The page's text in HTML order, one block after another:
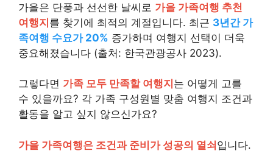
가을은 단풍과 선선한 날씨로 가을 가족여행 추천
여행지를 찾기에 최적의 계절입니다. 최근 3년간 가
족여행 수요가 20% 증가하며 여행지 선택이 더욱
중요해졌습니다 (출처: 한국관광공사 2023).
그렇다면 가족 모두 만족할 여행지 는 어떻게 고를
수 있을까요? 각 가족 구성원별 맞춤 여행지 조건과
활동을 알고 싶지 않으신가요?
가을 가족여행은 조건과 준비가 성공의 열쇠입니다.